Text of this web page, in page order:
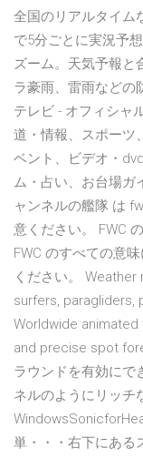
全国のリアルタイム
で5分ごとに実況予
ズーム。天気予報と
ラ豪雨、雷雨などの
テレビ - オフィシャ
道・情報、スポーツ
ベント、ビデオ・
ム・占い、お台場ガ
ャンネルの艦隊 は
意ください。 FWC
FWC のすべての意
ください。
surfers, paragliders,
Worldwide
and precise spot
ラウンドを有効にで
ネルのようにリッチ
単・・・右下にある